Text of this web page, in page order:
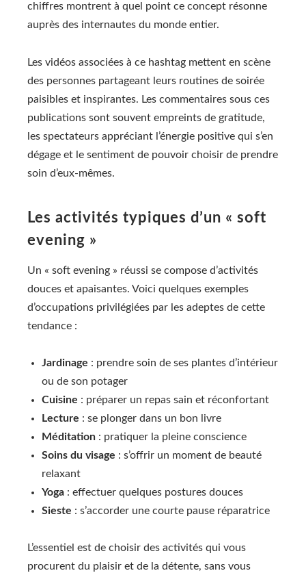
chiffres montrent à quel point ce concept résonne
auprès des internautes du monde entier.
Les vidéos associées à ce hashtag mettent en scène
des personnes partageant leurs routines de soirée
paisibles et inspirantes. Les commentaires sous ces
publications sont souvent empreints de gratitude,
les spectateurs appréciant l’énergie positive qui s’en
dégage et le sentiment de pouvoir choisir de prendre
soin d’eux-mêmes.
Les activités typiques d’un « soft
evening »
Un « soft evening » réussi se compose d’activités
douces et apaisantes. Voici quelques exemples
d’occupations privilégiées par les adeptes de cette
tendance :
Jardinage : prendre soin de ses plantes d’intérieur
ou de son potager
Cuisine : préparer un repas sain et réconfortant
Lecture : se plonger dans un bon livre
Méditation : pratiquer la pleine conscience
Soins du visage : s’offrir un moment de beauté
relaxant
Yoga : effectuer quelques postures douces
Sieste : s’accorder une courte pause réparatrice
L’essentiel est de choisir des activités qui vous
procurent du plaisir et de la détente, sans vous